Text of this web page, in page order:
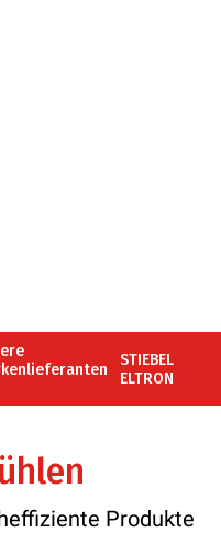
STIEBEL
ELTRON
Produkte